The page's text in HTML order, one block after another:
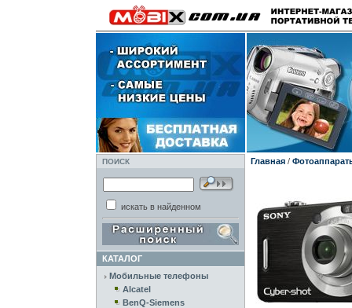
ПОИСК
искать в найденном
КАТАЛОГ
Мобильные телефоны
Alcatel
BenQ-Siemens
Главная/